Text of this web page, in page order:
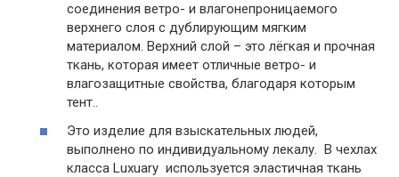
соединения ветро- и влагонепроницаемого
верхнего слоя с дублирующим мягким
материалом. Верхний слой – это лёгкая и прочная
ткань, которая имеет отличные ветро- и
влагозащитные свойства, благодаря которым
тент..
Это изделие для взыскательных людей,
выполнено по индивидуальному лекалу. В чехлах
класса Luxuary используется эластичная ткань